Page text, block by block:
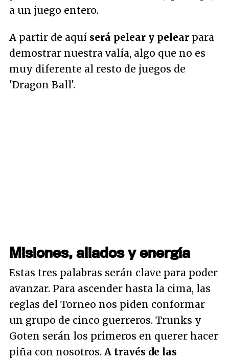
a un juego entero.
A partir de aquí será pelear y pelear para
demostrar nuestra valía, algo que no es
muy diferente al resto de juegos de
'Dragon Ball'.
Misiones, aliados y energía
Estas tres palabras serán clave para poder
avanzar. Para ascender hasta la cima, las
reglas del Torneo nos piden conformar
un grupo de cinco guerreros. Trunks y
Goten serán los primeros en querer hacer
piña con nosotros. A través de las